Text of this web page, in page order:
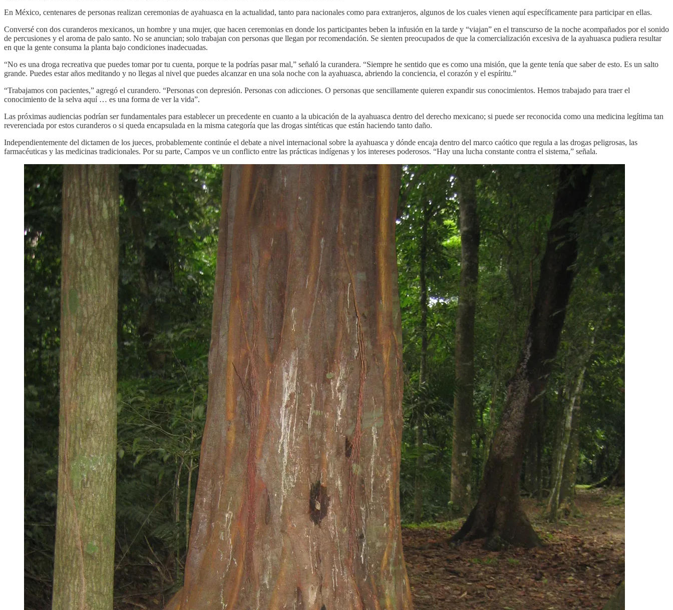
En México, centenares de personas realizan ceremonias de ayahuasca en la actualidad, tanto para nacionales como para extranjeros, algunos de los cuales vienen aquí específicamente para participar en ellas.
Conversé con dos curanderos mexicanos, un hombre y una mujer, que hacen ceremonias en donde los participantes beben la infusión en la tarde y “viajan” en el transcurso de la noche acompañados por el sonido
de percusiones y el aroma de palo santo. No se anuncian; solo trabajan con personas que llegan por recomendación. Se sienten preocupados de que la comercialización excesiva de la ayahuasca pudiera resultar
en que la gente consuma la planta bajo condiciones inadecuadas.
“No es una droga recreativa que puedes tomar por tu cuenta, porque te la podrías pasar mal,” señaló la curandera. “Siempre he sentido que es como una misión, que la gente tenía que saber de esto. Es un salto
grande. Puedes estar años meditando y no llegas al nivel que puedes alcanzar en una sola noche con la ayahuasca, abriendo la conciencia, el corazón y el espíritu.”
“Trabajamos con pacientes,” agregó el curandero. “Personas con depresión. Personas con adicciones. O personas que sencillamente quieren expandir sus conocimientos. Hemos trabajado para traer el
conocimiento de la selva aquí … es una forma de ver la vida”.
Las próximas audiencias podrían ser fundamentales para establecer un precedente en cuanto a la ubicación de la ayahuasca dentro del derecho mexicano; si puede ser reconocida como una medicina legítima tan
reverenciada por estos curanderos o si queda encapsulada en la misma categoría que las drogas sintéticas que están haciendo tanto daño.
Independientemente del dictamen de los jueces, probablemente continúe el debate a nivel internacional sobre la ayahuasca y dónde encaja dentro del marco caótico que regula a las drogas peligrosas, las
farmacéuticas y las medicinas tradicionales. Por su parte, Campos ve un conflicto entre las prácticas indígenas y los intereses poderosos. “Hay una lucha constante contra el sistema,” señala.